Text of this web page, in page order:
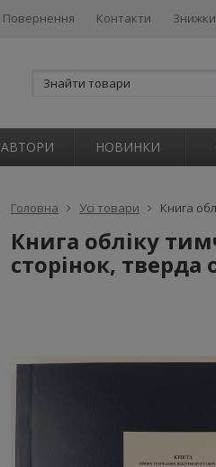
Повернення Контакти Знижки
АВТОРИ НОВИНКИ
Головна Усі товари Книга
Книга обліку
сторінок,